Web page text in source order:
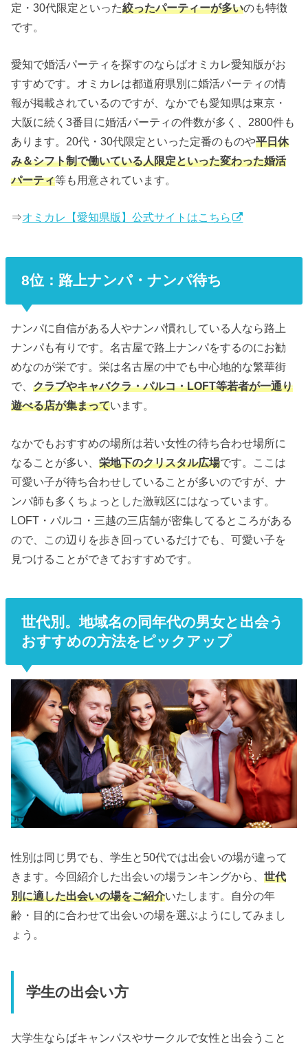
定・30代限定といった絞ったパーティーが多いのも特徴
です。
愛知で婚活パーティを探すのならばオミカレ愛知版がお
すすめです。オミカレは都道府県別に婚活パーティの情
報が掲載されているのですが、なかでも愛知県は東京・
大阪に続く3番目に婚活パーティの件数が多く、2800件も
あります。20代・30代限定といった定番のものや平日休
み＆シフト制で働いている人限定といった変わった婚活
パーティ等も用意されています。
⇒オミカレ【愛知県版】公式サイトはこちら
8位：路上ナンパ・ナンパ待ち
ナンパに自信がある人やナンパ慣れしている人なら路上
ナンパも有りです。名古屋で路上ナンパをするのにお勧
めなのが栄です。栄は名古屋の中でも中心地的な繁華街
で、クラブやキャバクラ・パルコ・LOFT等若者が一通り
遊べる店が集まっています。
なかでもおすすめの場所は若い女性の待ち合わせ場所に
なることが多い、栄地下のクリスタル広場です。ここは
可愛い子が待ち合わせしていることが多いのですが、ナ
ンパ師も多くちょっとした激戦区にはなっています。
LOFT・パルコ・三越の三店舗が密集してるところがある
ので、この辺りを歩き回っているだけでも、可愛い子を
見つけることができておすすめです。
世代別。地域名の同年代の男女と出会う
おすすめの方法をピックアップ
性別は同じ男でも、学生と50代では出会いの場が違って
きます。今回紹介した出会いの場ランキングから、世代
別に適した出会いの場をご紹介いたします。自分の年
齢・目的に合わせて出会いの場を選ぶようにしてみまし
ょう。
学生の出会い方
大学生ならばキャンパスやサークルで女性と出会うこと